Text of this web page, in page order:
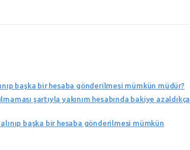
başka bir hesaba gönderilmesi mümkün müdür?
şartıyla yakınım hesabında bakiye azaldıkça
başka bir hesaba gönderilmesi mümkün